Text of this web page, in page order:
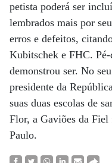
petista poderá ser
lembrados mais por
erros e defeitos,
Kubitschek e FHC.
demonstrou ser. No
presidente da
suas duas escolas de
Flor, a Gaviões da Fiel
Paulo.